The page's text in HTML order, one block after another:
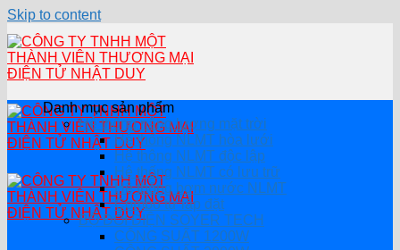
Skip to content
Danh mục sản phẩm
Hệ thống năng lượng mặt trời
Hệ thống NLMT hòa lưới
Hệ thông NLMT độc lập
Hệ thống NLMT có lưu trữ
Hệ thống bơm nước NLMT
Combo tự lắp đặt
BỘ ĐỔI ĐIỆN SOYER TECH
CÔNG SUẤT 1200W